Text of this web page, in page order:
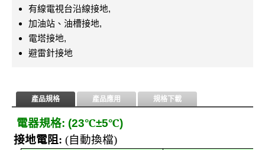
有線電視台沿線接地,
加油站、油槽接地,
電塔接地,
避雷針接地
產品規格 產品應用 規格下載
電器規格: (23℃±5℃)
接地電阻 : (自動換檔)